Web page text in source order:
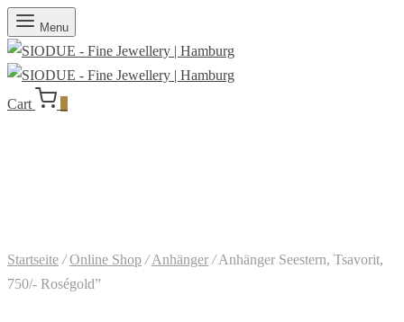
Menu
Cart
Startseite / Online Shop / Anhänger /Anhänger Seestern, Tsavorit,
750/- Roségold”